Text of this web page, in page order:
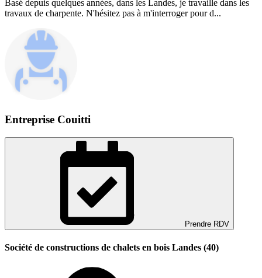
Basé depuis quelques années, dans les Landes, je travaille dans les
travaux de charpente. N'hésitez pas à m'interroger pour d...
Entreprise Couitti
Prendre RDV
Société de constructions de chalets en bois Landes (40)